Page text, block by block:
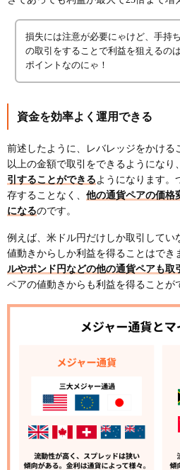
損失には注意が必要にゃけど、手持
の取引をすることで利益を狙えるの
ポイントなのにゃ！
資金を効率よく運用できる
前述したように、レバレッジをかける
以上の金額で取引をできるようになり、
引することができる ようになります。
存することなく、 他の通貨ペアの価格
になるのです。
例えば、米ドル円だけしか取引してい
値動きからしか利益を得ることはでき
ルやポンド円などの他の通貨ペアも取引
ペアの値動きからも利益を得ることが